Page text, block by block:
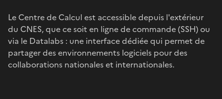
Le Centre de Calcul est accessible depuis l'extérieur
du CNES, que ce soit en ligne de commande (SSH) ou
via le Datalabs : une interface dédiée qui permet de
partager des environnements logiciels pour des
collaborations nationales et internationales.